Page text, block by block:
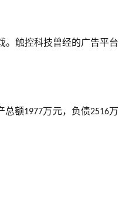
。触控科技曾经的广告平台
总额1977万元，负债2516万